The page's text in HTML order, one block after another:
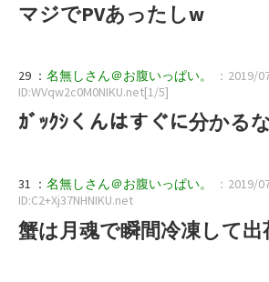
マジでPVあったしw
29 ： 名無しさん＠お腹いっぱい。
：2019/
ID:WVqw2c0M0NIKU.net[1/5]
ｶﾞｯｸｼくんはすぐに分かる
31 ： 名無しさん＠お腹いっぱい。
：2019/
ID:C2+Xj37NHNIKU.net
蟹は月魂で瞬間冷凍して出